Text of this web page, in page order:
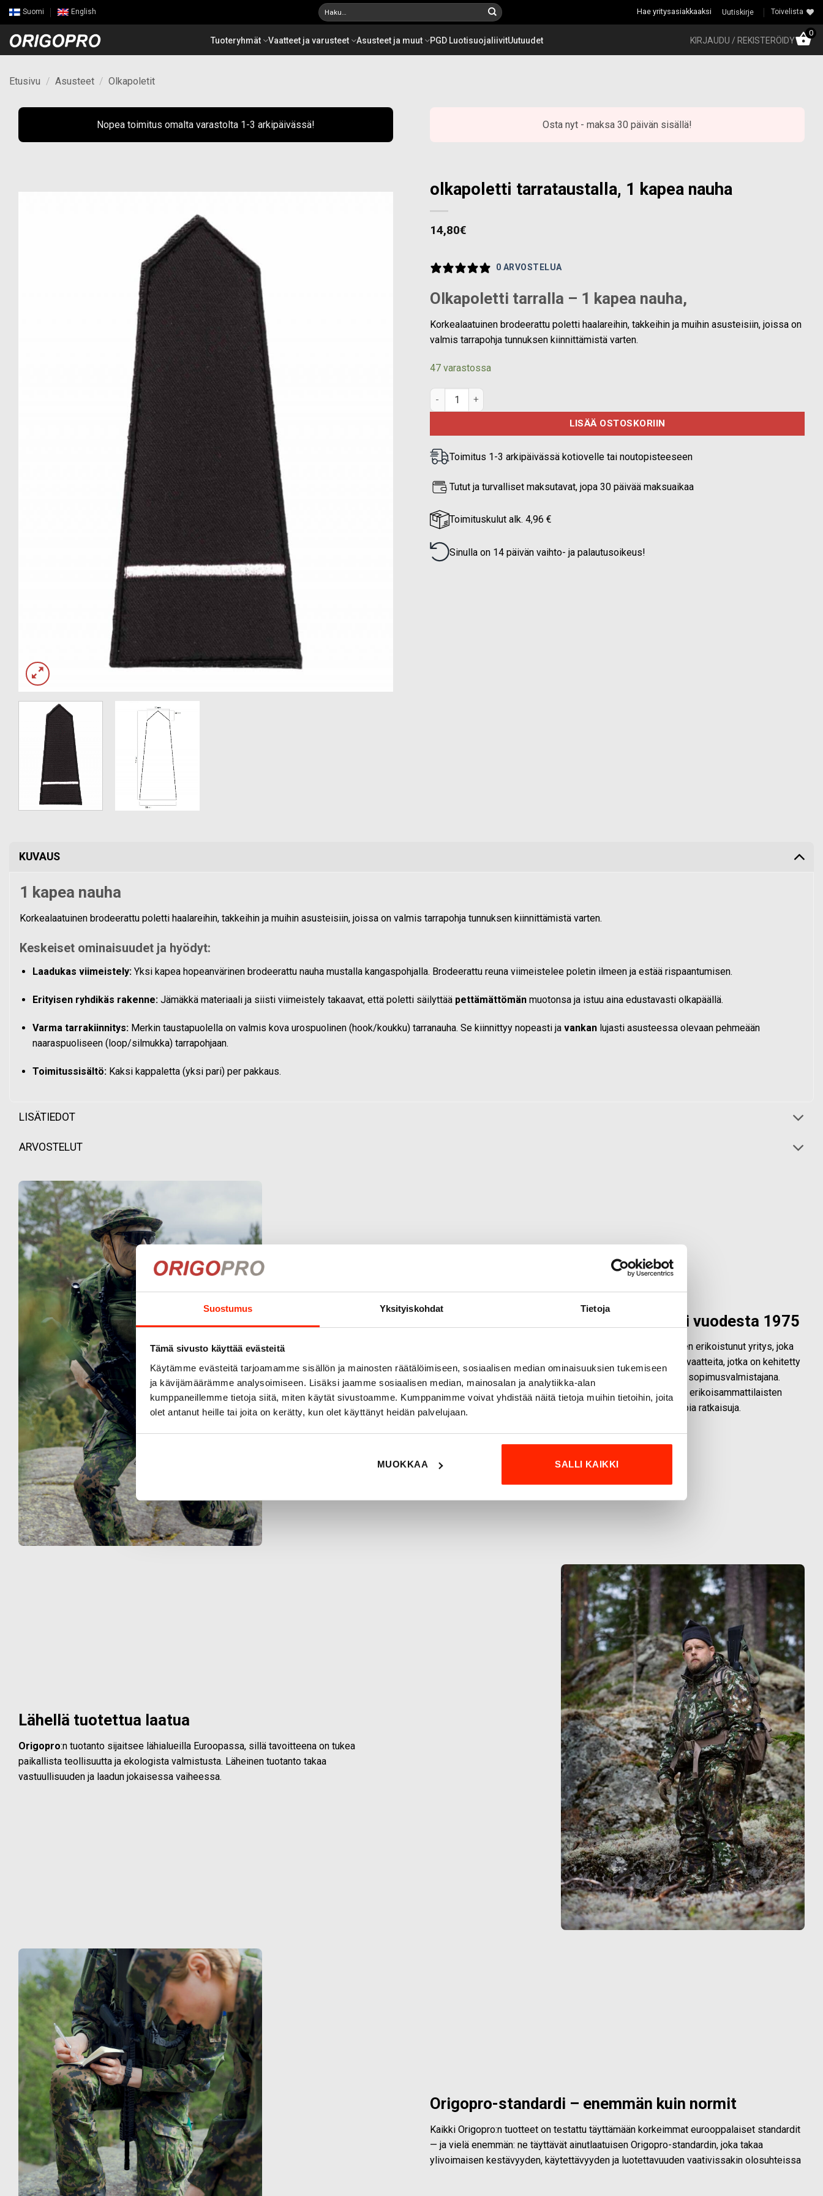
Suostumus Yksityiskohdat Tietoja
Tämä sivusto käyttää evästeitä
Käytämme evästeitä tarjoamamme sisällön ja mainosten räätälöimiseen, sosiaalisen median ominaisuuksien tukemiseen
ja kävijämäärämme analysoimiseen. Lisäksi jaamme sosiaalisen median, mainosalan ja analytiikka-alan
kumppaneillemme tietoja siitä, miten käytät sivustoamme. Kumppanimme voivat yhdistää näitä tietoja muihin tietoihin, joita
olet antanut heille tai joita on kerätty, kun olet käyttänyt heidän palvelujaan.
MUOKKAA SALLI KAIKKI
Skip
to
content
Suomi English Etsi: Hae yritysasiakkaaksi Uutiskirje Toivelista
Tuoteryhmät Vaatteet ja varusteet Asusteet ja muut PGD LuotisuojaliivitUutuudet KIRJAUDU / REKISTERÖIDY
0
Etusivu / Asusteet / Olkapoletit
Nopea toimitus omalta varastolta 1-3 arkipäivässä! Osta nyt - maksa 30 päivän sisällä!
olkapoletti tarrataustalla, 1 kapea nauha
14,80€
0 ARVOSTELUA
Olkapoletti tarralla – 1 kapea nauha,
Korkealaatuinen brodeerattu poletti haalareihin, takkeihin ja muihin asusteisiin, joissa on
valmis tarrapohja tunnuksen kiinnittämistä varten.
47 varastossa
olkapoletti tarrataustalla, 1 kapea nauha määrä
LISÄÄ OSTOSKORIIN
Toimitus 1-3 arkipäivässä kotiovelle tai noutopisteeseen
Tutut ja turvalliset maksutavat, jopa 30 päivää maksuaikaa
Toimituskulut alk. 4,96 €
Sinulla on 14 päivän vaihto- ja palautusoikeus!
KUVAUS
1 kapea nauha
Korkealaatuinen brodeerattu poletti haalareihin, takkeihin ja muihin asusteisiin, joissa on valmis tarrapohja tunnuksen kiinnittämistä varten.
Keskeiset ominaisuudet ja hyödyt:
Laadukas viimeistely:Yksi kapea hopeanvärinen brodeerattu nauha mustalla kangaspohjalla. Brodeerattu reuna viimeistelee poletin ilmeen ja estää rispaantumisen.
Erityisen ryhdikäs rakenne:Jämäkkä materiaali ja siisti viimeistely takaavat, että poletti säilyttää pettämättömänmuotonsa ja istuu aina edustavasti olkapäällä.
Varma tarrakiinnitys:Merkin taustapuolella on valmis kova urospuolinen (hook/koukku) tarranauha. Se kiinnittyy nopeasti ja vankanlujasti asusteessa olevaan pehmeään
naaraspuoliseen (loop/silmukka) tarrapohjaan.
Toimitussisältö:Kaksi kappaletta (yksi pari) per pakkaus.
LISÄTIEDOT
ARVOSTELUT
Origopro – Suomalainen laatumerkki vuodesta 1975
on suomalainen turvallisuus- ja ulkoiluvaatetukseen erikoistunut yritys, joka
on toiminut vuodesta 1975.
Origopro
valmistaa laadukkaita vaatteita, jotka on kehitetty
vuosikymmenten kokemuksella puolustusvoimien ja poliisin sopimusvalmistajana.
Origopro
:n tuotteet on suunniteltu yhteistyössä käyttäjien ja erikoisammattilaisten
kanssa, joiden kokemus inspiroi innovoimaan entistä parempia ratkaisuja.
Lähellä tuotettua laatua
Origopro:n tuotanto sijaitsee lähialueilla Euroopassa, sillä tavoitteena on tukea
paikallista teollisuutta ja ekologista valmistusta. Läheinen tuotanto takaa
vastuullisuuden ja laadun jokaisessa vaiheessa.
Origopro-standardi – enemmän kuin normit
Kaikki Origopro:n tuotteet on testattu täyttämään korkeimmat eurooppalaiset standardit
— ja vielä enemmän: ne täyttävät ainutlaatuisen Origopro-standardin, joka takaa
ylivoimaisen kestävyyden, käytettävyyden ja luotettavuuden vaativissakin olosuhteissa